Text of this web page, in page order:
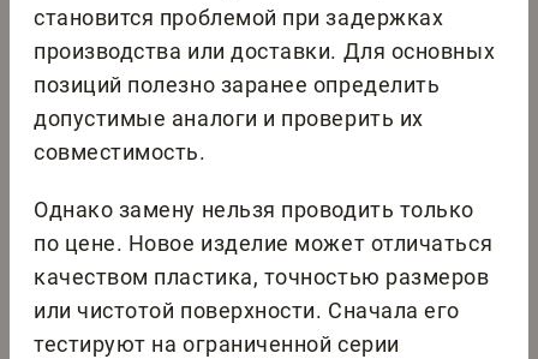
становится проблемой при задержках
производства или доставки. Для основных
позиций полезно заранее определить
допустимые аналоги и проверить их
совместимость.
Однако замену нельзя проводить только
по цене. Новое изделие может отличаться
качеством пластика, точностью размеров
или чистотой поверхности. Сначала его
тестируют на ограниченной серии